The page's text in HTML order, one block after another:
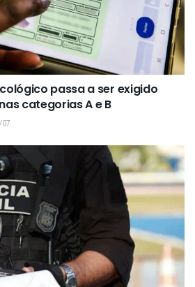
passa a ser exigido
categorias A e B